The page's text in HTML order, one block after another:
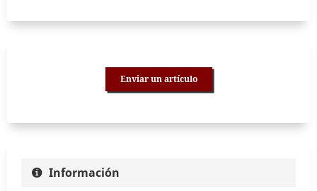
Enviar un artículo
Información